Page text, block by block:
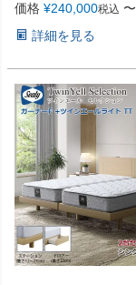
価格 ¥240,000税込 〜
詳細を見る